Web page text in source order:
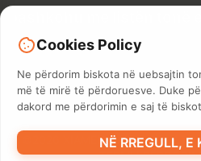
©2026 XIAMEN HANIN CO., LTD.
TERMI I
Cookies Policy
Ne përdorim biskota në uebsajtin
më të mirë të përdoruesve. Duke
dakord me përdorimin e saj të
NË RREGULL, E